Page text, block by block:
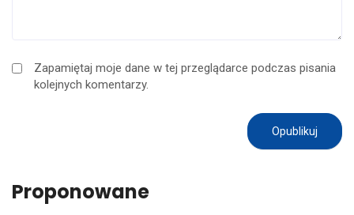
Zapamiętaj moje dane w tej przeglądarce podczas pisania
kolejnych komentarzy.
Proponowane